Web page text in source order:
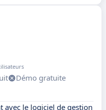
Démo gratuite
avec le logiciel de gestion